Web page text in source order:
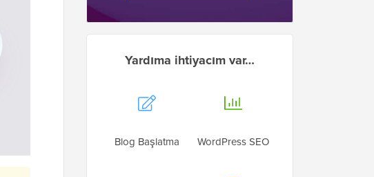
Yardıma ihtiyacım var…
Blog Başlatma WordPress SEO